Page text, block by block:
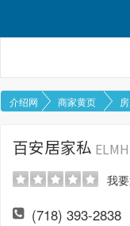
介绍网 商家黄页
百安居家私
我
(718) 393-2838